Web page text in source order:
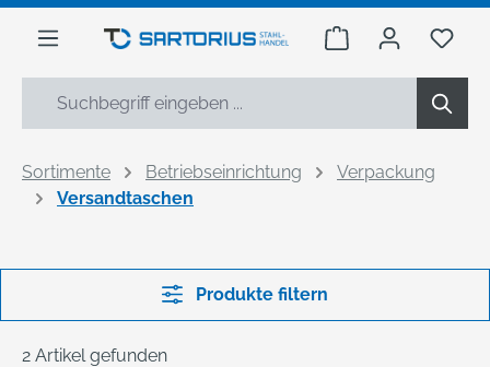
springen
Warenkorb Du
Sortimente Betriebseinrichtung
Verpackung
Versandtaschen
Produkte filtern
2 Artikel gefunden